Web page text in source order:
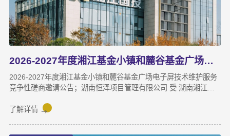
2026-2027年度湘江基金小镇和麓谷基金广场电子屏技术维护服务竞争性磋商邀请公告
2026-2027年度湘江基金小镇和麓谷基金广场电子屏技术维护服务
竞争性磋商邀请公告；湖南恒泽项目管理有限公司 受 湖南湘江新
和麓谷基金广场电子屏技术维护服务 进行竞争性磋商采购，现采用
了解详情